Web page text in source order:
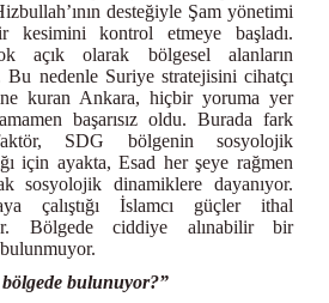
desteğiyle Şam yönetimi
kesimini kontrol etmeye başladı.
açık olarak bölgesel alanların
nedenle Suriye stratejisini cihatçı
kuran Ankara, hiçbir yoruma yer
başarısız oldu. Burada fark
SDG bölgenin sosyolojik
için ayakta, Esad her şeye rağmen
sosyolojik dinamiklere dayanıyor.
çalıştığı İslamcı güçler ithal
Bölgede ciddiye alınabilir bir
bulunuyor?”